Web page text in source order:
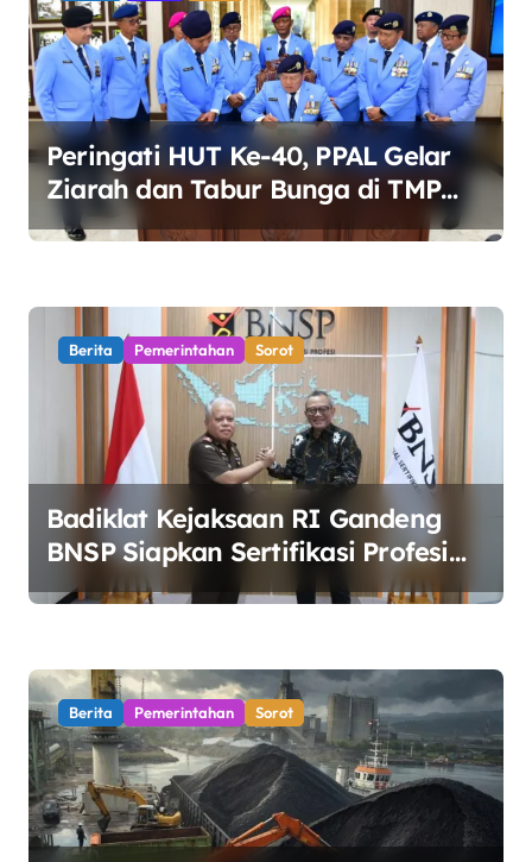
i
p
o
s
Peringati HUT Ke-40, PPAL Gelar
Ziarah dan Tabur Bunga di TMP
Kalibata
Berita Pemerintahan Sorot
Badiklat Kejaksaan RI Gandeng
BNSP Siapkan Sertifikasi Profesi
Jaksa
Berita Pemerintahan Sorot